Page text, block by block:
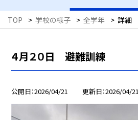
TOP > 学校の様子 > 全学年 > 詳細
４月２０日 避難訓練
公開日 2026/04/21 更新日 2026/04/21